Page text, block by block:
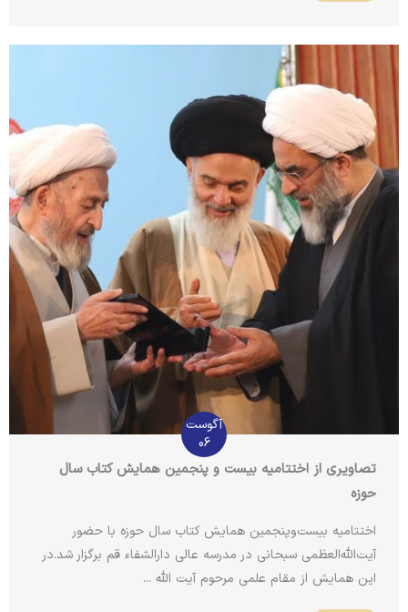
آگوست
06
تصاویری از اختتامیه بیست و پنجمین همایش کتاب سال
حوزه
اختتامیه بیست‌وپنجمین همایش کتاب سال حوزه با حضور
آیت‌الله‌العظمی سبحانی در مدرسه عالی دارالشفاء قم برگزار شد.در
این همایش از مقام علمی مرحوم آیت الله ...